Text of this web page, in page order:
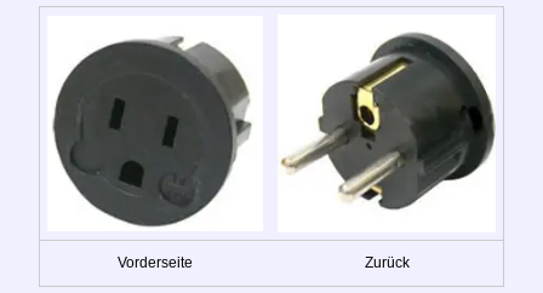
Vorderseite Zurück